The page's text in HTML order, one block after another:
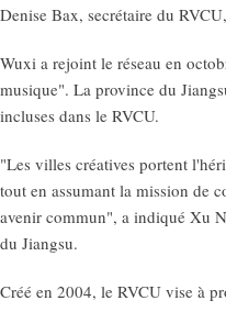
Denise Bax, secrétaire du
Wuxi a rejoint le réseau en
musique". La province du
incluses dans le RVCU.
"Les villes créatives portent
tout en assumant la mission de
avenir commun", a indiqué Xu
du Jiangsu.
Créé en 2004, le RVCU vise à